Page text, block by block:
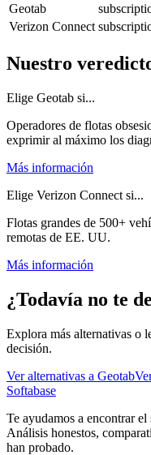
Geotab
Verizon Connect
Nuestro
Elige Geotab si...
Operadores de flotas
exprimir al máximo los
Más información
Elige Verizon Connect si...
Flotas grandes de 500+
remotas de EE. UU.
Más información
¿Todavía no te
Explora más alternativas o
decisión.
Ver alternativas a Geotab
Softabase
Te ayudamos a encontrar
Análisis honestos,
han probado.